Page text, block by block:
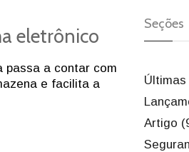
eletrônico
passa a contar com
e facilita a
Seções
Artigo